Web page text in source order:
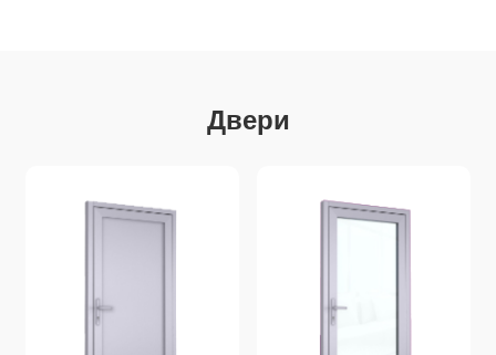
Двери